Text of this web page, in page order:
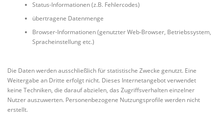
Status-Informationen (z.B. Fehlercodes)
übertragene Datenmenge
Browser-Informationen (genutzter Web-Browser, Betriebssystem,
Spracheinstellung etc.)
Die Daten werden ausschließlich für statistische Zwecke genutzt. Eine
Weitergabe an Dritte erfolgt nicht. Dieses Internetangebot verwendet
keine Techniken, die darauf abzielen, das Zugriffsverhalten einzelner
Nutzer auszuwerten. Personenbezogene Nutzungsprofile werden nicht
erstellt.